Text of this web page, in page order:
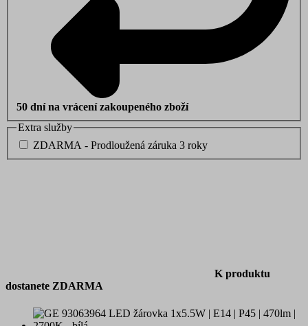
50 dní na vrácení zakoupeného zboží
Extra služby
ZDARMA - Prodloužená záruka 3 roky
K produktu
dostanete ZDARMA